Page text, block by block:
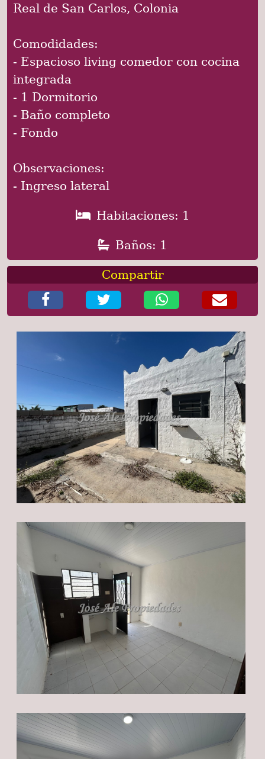
Real de San Carlos, Colonia
Comodidades:
- Espacioso living comedor con cocina
integrada
- 1 Dormitorio
- Baño completo
- Fondo
Observaciones:
- Ingreso lateral
Habitaciones: 1
Baños: 1
Compartir